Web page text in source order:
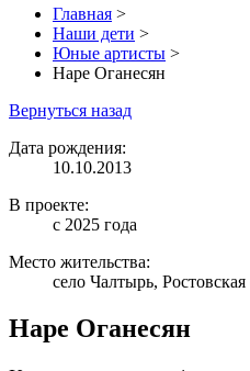
Главная >
Наши дети >
Юные артисты >
Наре Оганесян
Вернуться назад
Дата рождения:
10.10.2013
В проекте:
с 2025 года
Место жительства:
село Чалтырь, Ростовская
Наре Оганесян